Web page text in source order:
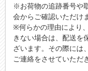
※お荷物の追跡番号や
会からご確認いただけ
※何らかの理由により
きない場合は、配送を
ざいます。その際には
ご連絡をさせていただ